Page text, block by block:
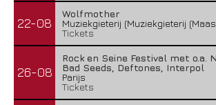
22-08
Wolfmother
Muziekgieterij (Muziekgieterij
Tickets
26-08
Rock en Seine Festival met o.a.
Bad Seeds, Deftones, Interpol
Parijs
Tickets